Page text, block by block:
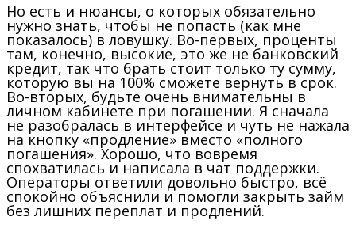
Но есть и нюансы, о которых обязательно
нужно знать, чтобы не попасть (как мне
показалось) в ловушку. Во-первых, проценты
там, конечно, высокие, это же не банковский
кредит, так что брать стоит только ту сумму,
которую вы на 100% сможете вернуть в срок.
Во-вторых, будьте очень внимательны в
личном кабинете при погашении. Я сначала
не разобралась в интерфейсе и чуть не нажала
на кнопку «продление» вместо «полного
погашения». Хорошо, что вовремя
спохватилась и написала в чат поддержки.
Операторы ответили довольно быстро, всё
спокойно объяснили и помогли закрыть займ
без лишних переплат и продлений.